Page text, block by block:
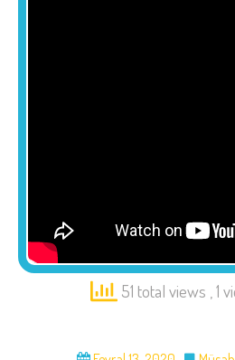
51 total views , 1